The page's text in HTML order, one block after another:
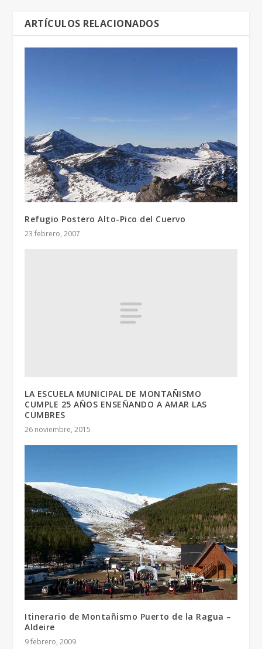
ARTÍCULOS RELACIONADOS
Refugio Postero Alto-Pico del Cuervo
23 febrero, 2007
LA ESCUELA MUNICIPAL DE MONTAÑISMO
CUMPLE 25 AÑOS ENSEÑANDO A AMAR LAS
CUMBRES
26 noviembre, 2015
Itinerario de Montañismo Puerto de la Ragua –
Aldeire
9 febrero, 2009